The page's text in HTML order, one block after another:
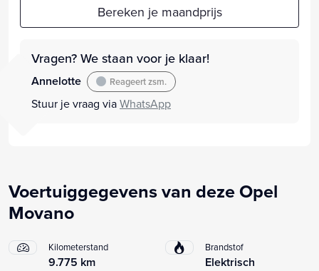
Bereken je maandprijs
Vragen? We staan voor je klaar!
Annelotte Reageert zsm.
Stuur je vraag viaWhatsApp
Voertuiggegevens van deze Opel
Movano
Kilometerstand
9.775 km
Brandstof
Elektrisch